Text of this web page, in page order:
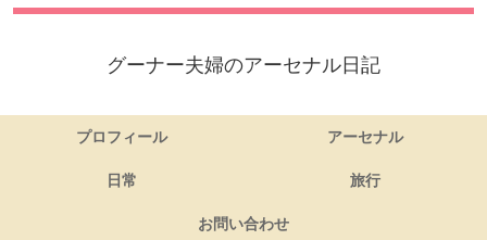
グーナー夫婦のアーセナル日記
プロフィール アーセナル
日常 旅行
お問い合わせ